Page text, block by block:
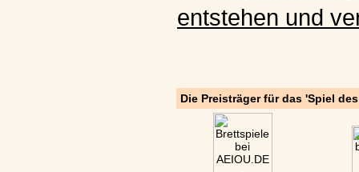
entstehen und
Die Preisträger für das 'Spiel